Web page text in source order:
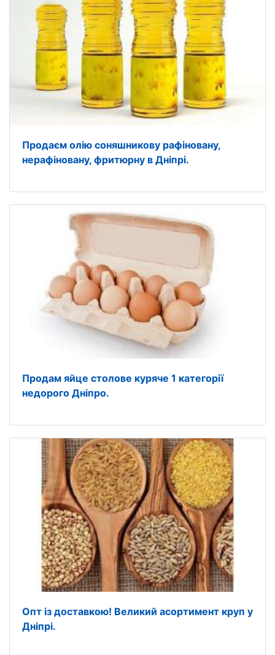
Продаєм олію соняшникову рафіновану,
нерафіновану, фритюрну в Дніпрі.
Продам яйце столове куряче 1 категорії
недорого Дніпро.
Опт із доставкою! Великий асортимент круп у
Дніпрі.